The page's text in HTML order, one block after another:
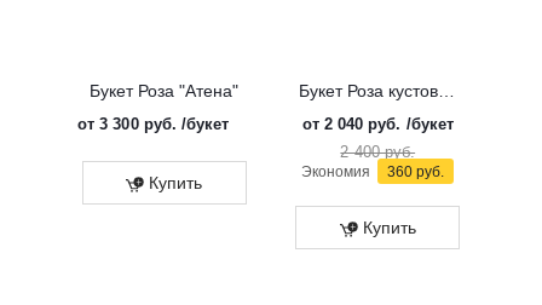
Букет Роза "Атена"
от3 300 руб. /букет
Купить
Букет Роза кустовая "Солинеро"
от 2 040 руб. /букет
2 400 руб.
Экономия 360 руб.
Купить